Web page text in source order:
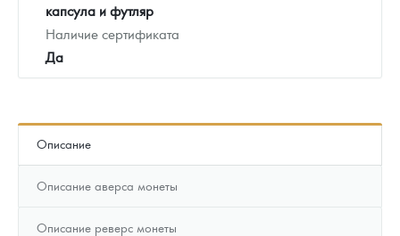
капсула и футляр
Наличие сертификата
Да
Описание
Описание аверса монеты
Описание реверс монеты